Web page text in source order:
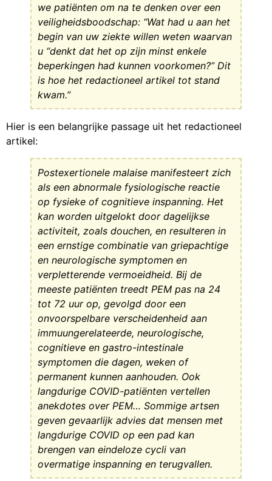
we patiënten om na te denken over een
veiligheidsboodschap: “Wat had u aan het
begin van uw ziekte willen weten waarvan
u “denkt dat het op zijn minst enkele
beperkingen had kunnen voorkomen?” Dit
is hoe het redactioneel artikel tot stand
kwam.”
Hier is een belangrijke passage uit het redactioneel
artikel:
Postexertionele malaise manifesteert zich
als een abnormale fysiologische reactie
op fysieke of cognitieve inspanning. Het
kan worden uitgelokt door dagelijkse
activiteit, zoals douchen, en resulteren in
een ernstige combinatie van griepachtige
en neurologische symptomen en
verpletterende vermoeidheid. Bij de
meeste patiënten treedt PEM pas na 24
tot 72 uur op, gevolgd door een
onvoorspelbare verscheidenheid aan
immuungerelateerde, neurologische,
cognitieve en gastro-intestinale
symptomen die dagen, weken of
permanent kunnen aanhouden. Ook
langdurige COVID-patiënten vertellen
anekdotes over PEM… Sommige artsen
geven gevaarlijk advies dat mensen met
langdurige COVID op een pad kan
brengen van eindeloze cycli van
overmatige inspanning en terugvallen.